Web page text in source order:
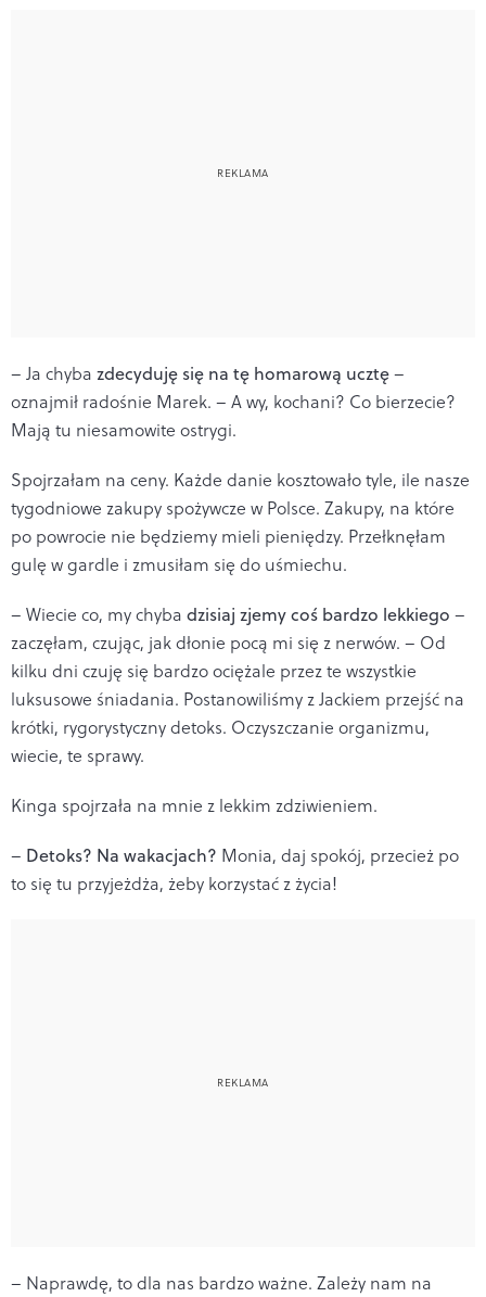
– Ja chyba zdecyduję się na tę homarową ucztę–
oznajmił radośnie Marek. – A wy, kochani? Co bierzecie?
Mają tu niesamowite ostrygi.
Spojrzałam na ceny. Każde danie kosztowało tyle, ile nasze
tygodniowe zakupy spożywcze w Polsce. Zakupy, na które
po powrocie nie będziemy mieli pieniędzy. Przełknęłam
gulę w gardle i zmusiłam się do uśmiechu.
– Wiecie co, my chyba dzisiaj zjemy coś bardzo lekkiego –
zaczęłam, czując, jak dłonie pocą mi się z nerwów. – Od
kilku dni czuję się bardzo ociężale przez te wszystkie
luksusowe śniadania. Postanowiliśmy z Jackiem przejść na
krótki, rygorystyczny detoks. Oczyszczanie organizmu,
wiecie, te sprawy.
Kinga spojrzała na mnie z lekkim zdziwieniem.
– Detoks? Na wakacjach? Monia, daj spokój, przecież po
to się tu przyjeżdża, żeby korzystać z życia!
– Naprawdę, to dla nas bardzo ważne. Zależy nam na